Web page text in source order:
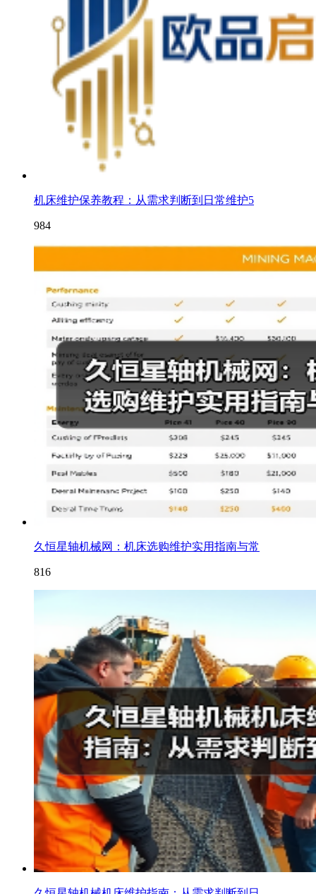
机床维护保养教程：从需求判断到日常维护5
984
久恒星轴机械网：机床选购维护实用指南与常
816